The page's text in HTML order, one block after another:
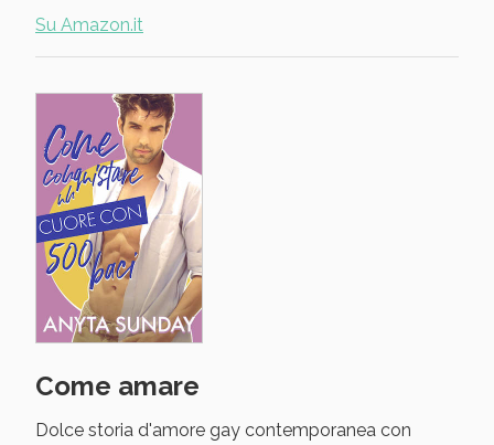
Su Amazon.it
Come amare
Dolce storia d'amore gay contemporanea con